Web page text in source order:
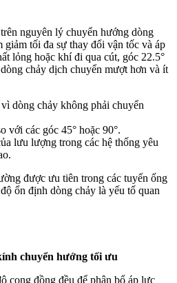
nguyên lý chuyển hướng dòng
giảm tối đa sự thay đổi vận tốc và áp
lỏng hoặc khí đi qua cút, góc 22.5°
chảy dịch chuyển mượt hơn và ít
dòng chảy không phải chuyển
với các góc 45° hoặc 90°.
lưu lượng trong các hệ thống yêu
được ưu tiên trong các tuyến ống
ổn định dòng chảy là yếu tố quan
chuyển hướng tối ưu
cong đồng đều để phân bổ áp lực